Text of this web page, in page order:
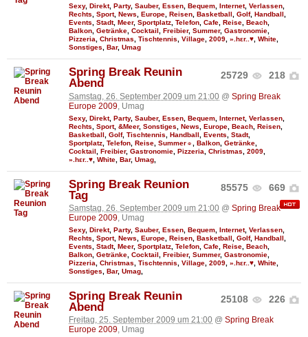
Sexy, Direkt, Party, Sauber, Essen, Bequem, Internet, Verlassen,
Rechts, Sport, News, Europe, Reisen, Basketball , Golf, Handball ,
Events, Stadt, Meer, Sportplatz, Telefon, Cafe, Reise, Beach,
Balkon, Getränke, Cocktail , Freibier, Summer, Gastronomie,
Pizzeria, Christmas, Tischtennis, Village, 2009, ».hεr..♥, White,
Sonstiges, Bar, Umag
25729 218
Spring Break Reunin
Abend
Samstag, 26. September 2009 um 21:00 @ Spring Break
Europe 2009 , Umag
Sexy, Direkt, Party, Sauber, Essen Bequem Internet, Verlassen
Rechts
Sport, &Meer, Sonstiges News Europe Beach Reisen
Basketball
Golf, Tischtennis Handball Events Stadt,
Sportplatz Telefon Reise Summer☼ Balkon Getränke
Cocktail
Freibier, Gastronomie Pizzeria Christmas 2009
».hεr..♥ White Bar, Umag
85575 669
Spring Break Reunion
Tag
Samstag, 26. September 2009 um 21:00 @ Spring Break
Europe 2009, Umag
Sexy, Direkt, Party, Sauber, Essen Bequem Internet, Verlassen
Rechts
Sport, News Europe Reisen Basketball Golf, Handball
Events
Stadt, Meer, Sportplatz Telefon Cafe Reise Beach
Balkon Getränke Cocktail Freibier, Summer, Gastronomie
Pizzeria
Christmas Tischtennis Village 2009 ».hεr..♥ White
Sonstiges
Bar, Umag
25108 226
Spring Break Reunin
Abend
Freitag, 25. September 2009 um 21:00 @ Spring Break
Europe 2009, Umag